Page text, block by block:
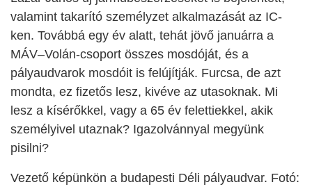
valamint takarító személyzet alkalmazását az IC-
ken. Továbbá egy év alatt, tehát jövő januárra a
MÁV–Volán-csoport összes mosdóját, és a
pályaudvarok mosdóit is felújítják. Furcsa, de azt
mondta, ez fizetős lesz, kivéve az utasoknak. Mi
lesz a kísérőkkel, vagy a 65 év felettiekkel, akik
személyivel utaznak? Igazolvánnyal megyünk
pisilni?
Vezető képünkön a budapesti Déli pályaudvar. Fotó: